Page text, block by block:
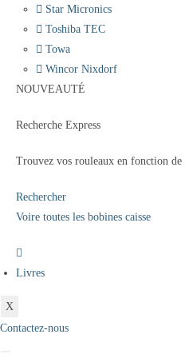
Star Micronics
Toshiba TEC
Towa
Wincor Nixdorf
NOUVEAUTÉ
Recherche Express
Trouvez vos rouleaux en fonction
Rechercher
Voire toutes les bobines caisse
Livres
X
Contactez-nous